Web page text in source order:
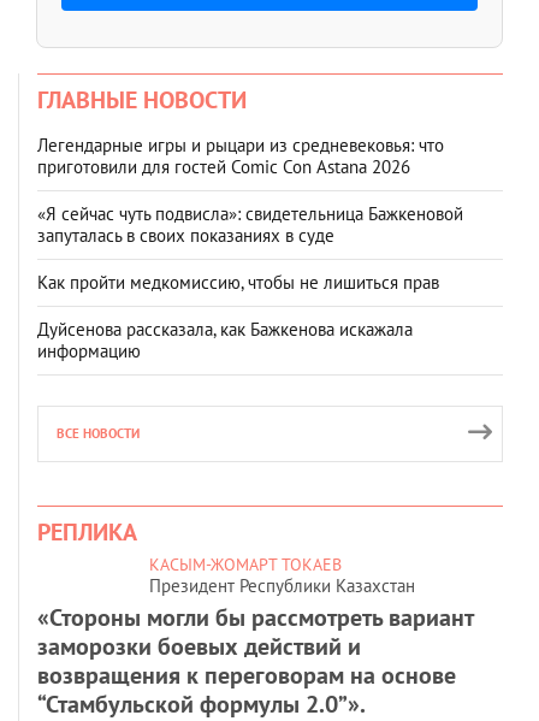
ГЛАВНЫЕ НОВОСТИ
Легендарные игры и рыцари из средневековья: что
приготовили для гостей Comic Con Astana 2026
«Я сейчас чуть подвисла»: свидетельница Бажкеновой
запуталась в своих показаниях в суде
Как пройти медкомиссию, чтобы не лишиться прав
Дуйсенова рассказала, как Бажкенова искажала
информацию
ВСЕ НОВОСТИ
РЕПЛИКА
КАСЫМ-ЖОМАРТ ТОКАЕВ
Президент Республики Казахстан
«Стороны могли бы рассмотреть вариант
заморозки боевых действий и
возвращения к переговорам на основе
“Стамбульской формулы 2.0”».